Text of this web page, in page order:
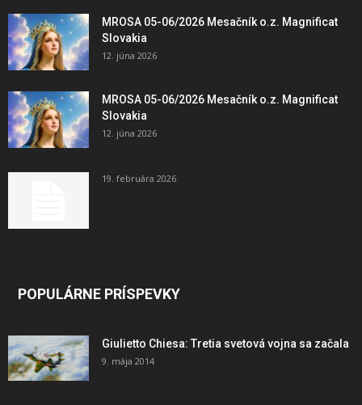
MROSA 05-06/2026 Mesačník o.z. Magnificat
Slovakia
12. júna 2026
MROSA 05-06/2026 Mesačník o.z. Magnificat
Slovakia
12. júna 2026
19. februára 2026
POPULÁRNE PRÍSPEVKY
Giulietto Chiesa: Tretia svetová vojna sa začala
9. mája 2014